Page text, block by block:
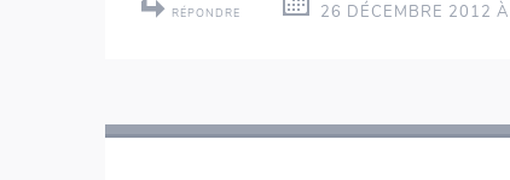
RÉPONDRE 26 DÉCEMBRE 2012